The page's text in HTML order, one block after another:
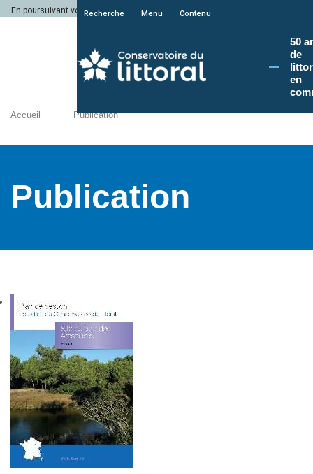
En poursuivant votre navigation sur le site du Conservatoire du littoral, vous
Recherche Menu Contenu
50
de
en
Accueil Publication
Publication